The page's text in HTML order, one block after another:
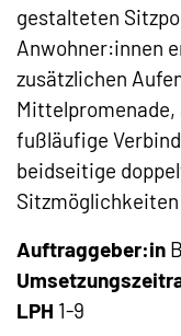
gestalteten
Anwohner:innen
zusätzlichen
fußläufige
beidseitige
Auftraggeber:in
LPH 1-9